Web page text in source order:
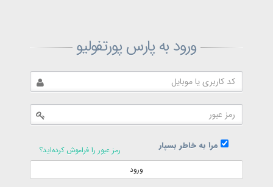
ورود به پارس پورتفولیو
مرا به خاطر بسپار
رمز عبور را فراموش کرده‌اید؟
ورود
ثبت‌نام پارس پورتفولیو
ثبت‌نام
بازیابی رمز پارس پورتفولیو
در حال حاضر عضو هستید؟
سامانه مدیریت و بهینه‌سازی سبد سهام